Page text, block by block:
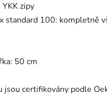
zipy
standard 100: kompletně
50 cm
jsou certifikovány podle